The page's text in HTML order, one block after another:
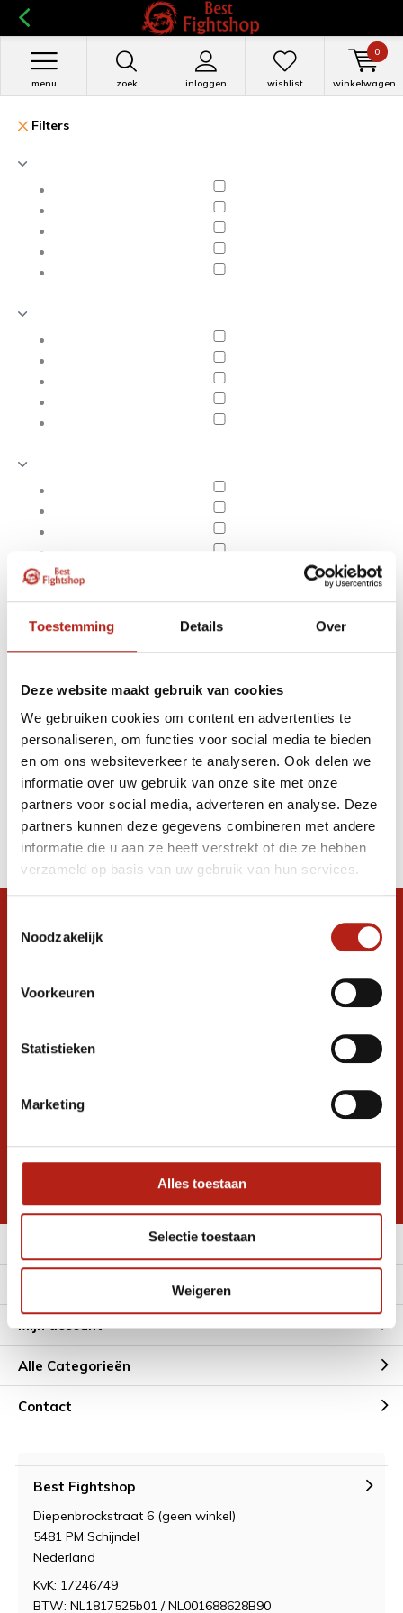
Toestemming Details Over
Deze website maakt gebruik van cookies
We gebruiken cookies om content en advertenties te
personaliseren, om functies voor social media te bieden
en om ons websiteverkeer te analyseren. Ook delen we
informatie over uw gebruik van onze site met onze
partners voor social media, adverteren en analyse. Deze
partners kunnen deze gegevens combineren met andere
informatie die u aan ze heeft verstrekt of die ze hebben
verzameld op basis van uw gebruik van hun services.
Noodzakelijk
Voorkeuren
Statistieken
Marketing
Alles toestaan
Selectie toestaan
Weigeren
zoek inloggen
menu wishlist winkelwagen
0
Filters
Apply filters Kickboks Kleding
Producten
Filter
Ontvang de nieuwste aanbiedingen en
promoties
Inschrijven voor
korting
* Lees hier de wettelijke beperkingen
Mijn account
Alle Categorieën
Contact
Best Fightshop
Diepenbrockstraat 6 (geen winkel)
5481 PM Schijndel
Nederland
KvK: 17246749
BTW: NL1817525b01 / NL001688628B90